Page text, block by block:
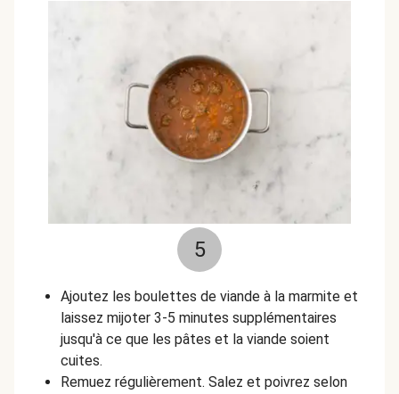
5
Ajoutez les boulettes de viande à la marmite et
laissez mijoter 3-5 minutes supplémentaires
jusqu'à ce que les pâtes et la viande soient
cuites.
Remuez régulièrement. Salez et poivrez selon